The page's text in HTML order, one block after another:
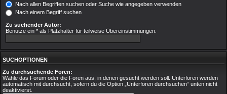
Nach allen Begriffen suchen oder Suche wie angegeben verwenden
Nach einem Begriff suchen
Zu suchender Autor:
Benutze ein * als Platzhalter für teilweise Übereinstimmungen.
SUCHOPTIONEN
Zu durchsuchende Foren:
Wähle das Forum oder die Foren aus, in denen gesucht werden soll. Unterforen werden
automatisch mit durchsucht, sofern du die Option „Unterforen durchsuchen“ unten nicht
deaktivierst.